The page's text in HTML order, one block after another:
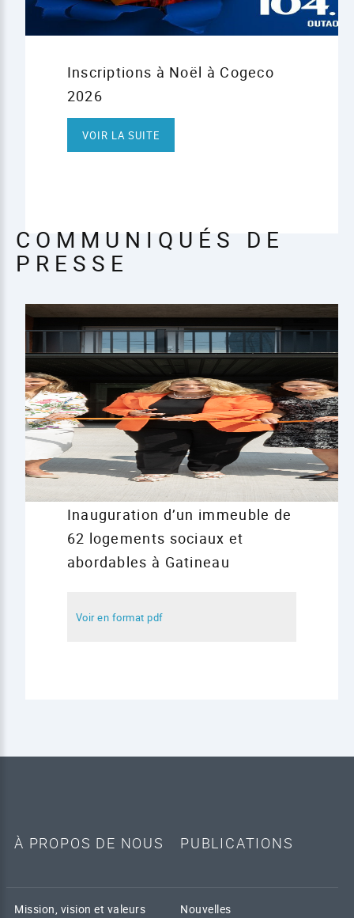
Inscriptions à Noël à Cogeco
2026
VOIR LA SUITE
COMMUNIQUÉS DE
PRESSE
Inauguration d’un immeuble de
62 logements sociaux et
abordables à Gatineau
Voir en format pdf
À PROPOS DE NOUS
Mission, vision et valeurs
PUBLICATIONS
Nouvelles